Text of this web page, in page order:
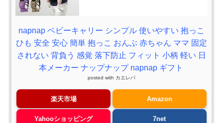
napnap ベビーキャリー シンプル 使いやすい 抱っこ
ひも 安全 安心 簡単 抱っこ おんぶ 赤ちゃん ママ 固定
されない 背負う 感覚 落下防止 フィット 小柄 軽い 日
本メーカー ナップナップ napnap ギフト
posted with カエレバ
楽天市場 Amazon
Yahooショッピング 7net